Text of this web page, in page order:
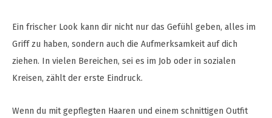
Ein frischer Look kann dir nicht nur das Gefühl geben, alles im
Griff zu haben, sondern auch die Aufmerksamkeit auf dich
ziehen. In vielen Bereichen, sei es im Job oder in sozialen
Kreisen, zählt der erste Eindruck.
Wenn du mit gepflegten Haaren und einem schnittigen Outfit